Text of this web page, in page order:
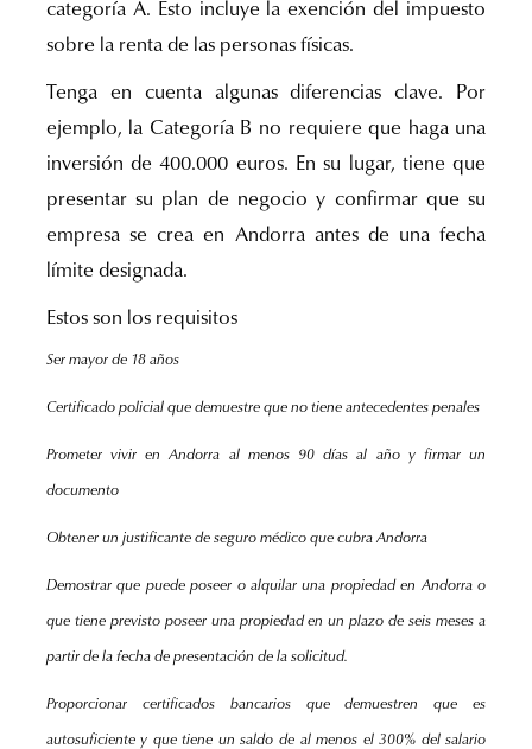
categoría A. Esto incluye la exención del impuesto
sobre la renta de las personas físicas.
Tenga en cuenta algunas diferencias clave. Por
ejemplo, la Categoría B no requiere que haga una
inversión de 400.000 euros. En su lugar, tiene que
presentar su plan de negocio y confirmar que su
empresa se crea en Andorra antes de una fecha
límite designada.
Estos son los requisitos
Ser mayor de 18 años
Certificado policial que demuestre que no tiene antecedentes penales
Prometer vivir en Andorra al menos 90 días al año y firmar un
documento
Obtener un justificante de seguro médico que cubra Andorra
Demostrar que puede poseer o alquilar una propiedad en Andorra o
que tiene previsto poseer una propiedad en un plazo de seis meses a
partir de la fecha de presentación de la solicitud.
Proporcionar certificados bancarios que demuestren que es
autosuficiente y que tiene un saldo de al menos el 300% del salario